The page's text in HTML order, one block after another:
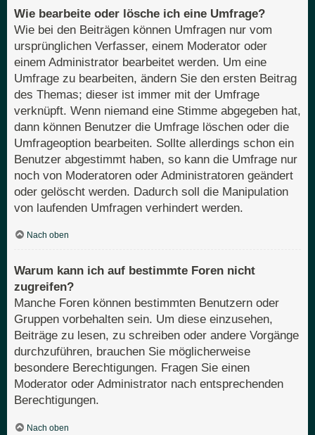
Wie bearbeite oder lösche ich eine Umfrage?
Wie bei den Beiträgen können Umfragen nur vom
ursprünglichen Verfasser, einem Moderator oder
einem Administrator bearbeitet werden. Um eine
Umfrage zu bearbeiten, ändern Sie den ersten Beitrag
des Themas; dieser ist immer mit der Umfrage
verknüpft. Wenn niemand eine Stimme abgegeben hat,
dann können Benutzer die Umfrage löschen oder die
Umfrageoption bearbeiten. Sollte allerdings schon ein
Benutzer abgestimmt haben, so kann die Umfrage nur
noch von Moderatoren oder Administratoren geändert
oder gelöscht werden. Dadurch soll die Manipulation
von laufenden Umfragen verhindert werden.
Nach oben
Warum kann ich auf bestimmte Foren nicht
zugreifen?
Manche Foren können bestimmten Benutzern oder
Gruppen vorbehalten sein. Um diese einzusehen,
Beiträge zu lesen, zu schreiben oder andere Vorgänge
durchzuführen, brauchen Sie möglicherweise
besondere Berechtigungen. Fragen Sie einen
Moderator oder Administrator nach entsprechenden
Berechtigungen.
Nach oben